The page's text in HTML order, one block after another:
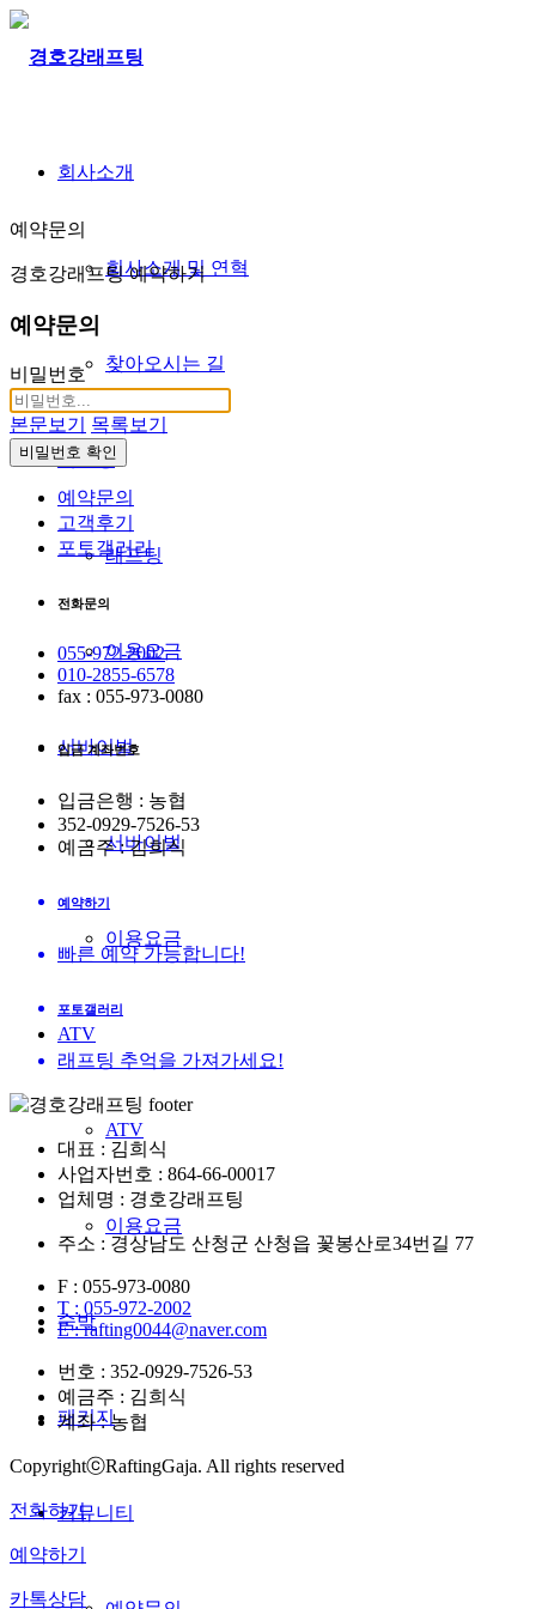
회사소개
회사소개 및 연혁
찾아오시는 길
래프팅
래프팅
이용요금
서바이벌
서바이벌
이용요금
ATV
ATV
이용요금
숙박
패키지
커뮤니티
예약문의
경호강래프팅 예약하기
예약문의
비밀번호
본문보기 목록보기
비밀번호 확인
예약문의
고객후기
포토갤러리
전화문의
055-972-2002
010-2855-6578
fax : 055-973-0080
입금 계좌번호
입금은행 : 농협
352-0929-7526-53
예금주 : 김희식
예약하기
빠른 예약 가능합니다!
포토갤러리
래프팅 추억을 가져가세요!
대표 : 김희식
사업자번호 : 864-66-00017
업체명 : 경호강래프팅
주소 : 경상남도 산청군 산청읍 꽃봉산로34번길 77
F : 055-973-0080
T : 055-972-2002
E : rafting0044@naver.com
번호 : 352-0929-7526-53
예금주 : 김희식
계좌 : 농협
CopyrightⓒRaftingGaja. All rights reserved
전화하기
예약하기
카톡상담